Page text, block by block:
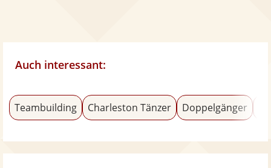
Auch interessant:
Teambuilding Charleston Tänzer Doppelgänger